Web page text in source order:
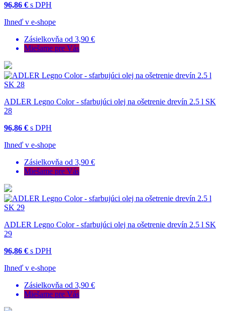
96,86 € s DPH
Ihneď v e-shope
Zásielkovňa od 3,90 €
Miešame pre Vás
ADLER Legno Color - sfarbujúci olej na ošetrenie drevín 2.5 l SK
28
96,86 € s DPH
Ihneď v e-shope
Zásielkovňa od 3,90 €
Miešame pre Vás
ADLER Legno Color - sfarbujúci olej na ošetrenie drevín 2.5 l SK
29
96,86 € s DPH
Ihneď v e-shope
Zásielkovňa od 3,90 €
Miešame pre Vás